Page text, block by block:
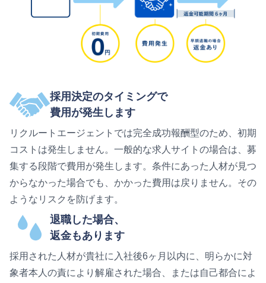
採用決定のタイミングで
費用が発生します
リクルートエージェントでは完全成功報酬型のため、初期
コストは発生しません。一般的な求人サイトの場合は、募
集する段階で費用が発生します。条件にあった人材が見つ
からなかった場合でも、かかった費用は戻りません。その
ようなリスクを防げます。
退職した場合、
返金もあります
採用された人材が貴社に入社後6ヶ月以内に、明らかに対
象者本人の責により解雇された場合、または自己都合によ